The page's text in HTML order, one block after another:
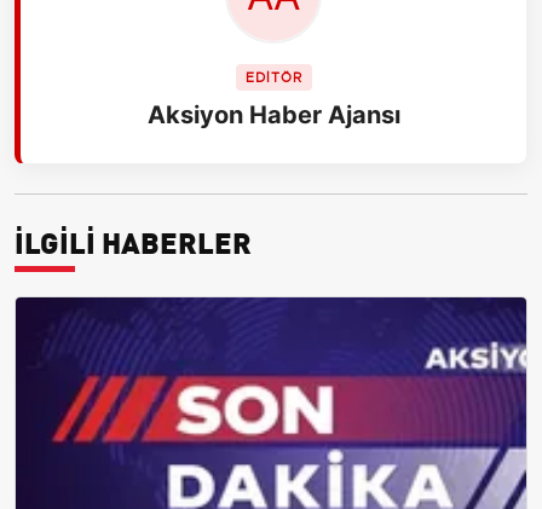
EDİTÖR
Aksiyon Haber Ajansı
İLGİLİ HABERLER